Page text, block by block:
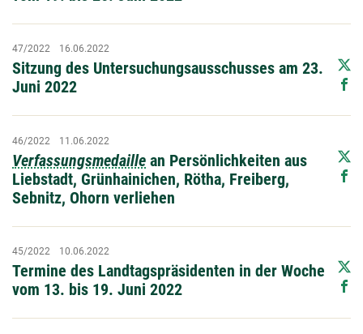
Sitzung des Untersuchungsausschusses am 23.
Juni 2022
47/2022 16.06.2022
Verfassungsmedaille an Persönlichkeiten aus
Liebstadt, Grünhainichen, Rötha, Freiberg,
Sebnitz, Ohorn verliehen
46/2022 11.06.2022
Termine des Landtagspräsidenten in der Woche
vom 13. bis 19. Juni 2022
45/2022 10.06.2022